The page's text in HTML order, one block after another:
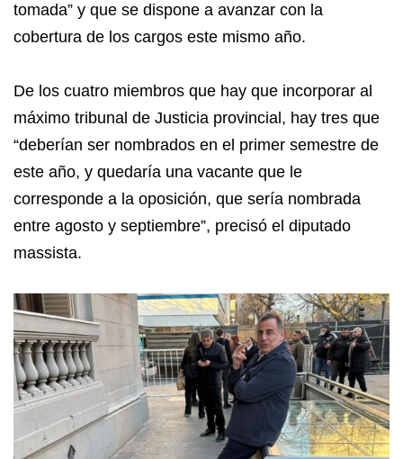
tomada” y que se dispone a avanzar con la
cobertura de los cargos este mismo año.
De los cuatro miembros que hay que incorporar al
máximo tribunal de Justicia provincial, hay tres que
“deberían ser nombrados en el primer semestre de
este año, y quedaría una vacante que le
corresponde a la oposición, que sería nombrada
entre agosto y septiembre”, precisó el diputado
massista.